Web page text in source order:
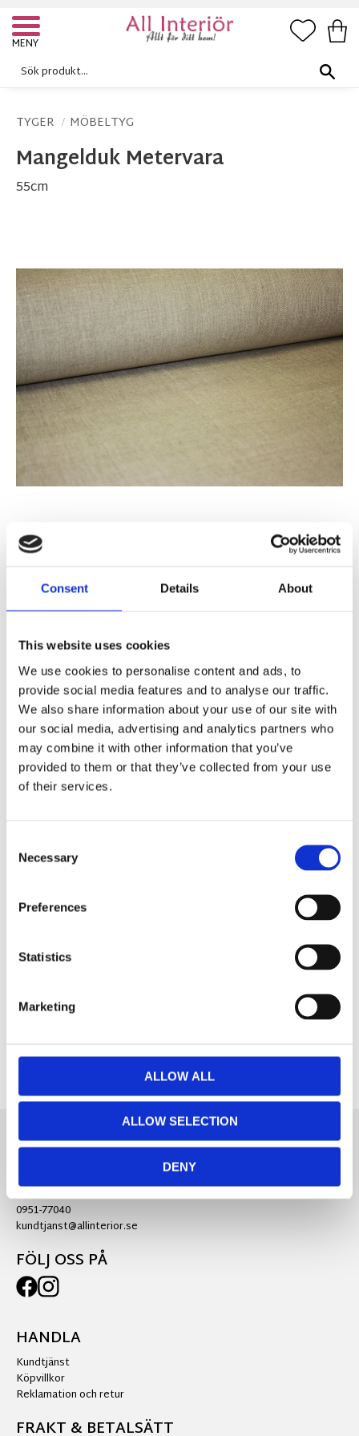
Consent Details About
This website uses cookies
We use cookies to personalise content and ads, to
provide social media features and to analyse our traffic.
We also share information about your use of our site with
our social media, advertising and analytics partners who
may combine it with other information that you’ve
provided to them or that they’ve collected from your use
of their services.
Selection
Necessary
Preferences
Statistics
Marketing
ALLOW ALL
ALLOW SELECTION
DENY
Meny
TYGER MÖBELTYG
Mangelduk Metervara
55cm
199 KR/M
m
Lagerstatus 30.3 m i lager Artikelnr 03850-2 Tillverkare
Textil AB Olle Winter
Fri frakt över 995kr
Snabba leveranser
Enkel betalning med Klarna
BESKRIVNING
Mangelduk på metervara.
MÅTT OCH SPECIFIKATIONER
Visa alla produkter från Textil AB Olle Winter
Ra:s Möbler AB
0951-77040
kundtjanst@allinterior.se
FÖLJ OSS PÅ
HANDLA
Kundtjänst
Köpvillkor
Reklamation och retur
FRAKT & BETALSÄTT